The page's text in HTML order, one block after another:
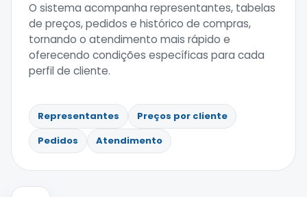
O sistema acompanha representantes, tabelas
de preços, pedidos e histórico de compras,
tornando o atendimento mais rápido e
oferecendo condições específicas para cada
perfil de cliente.
Representantes
Preços por cliente
Pedidos
Atendimento